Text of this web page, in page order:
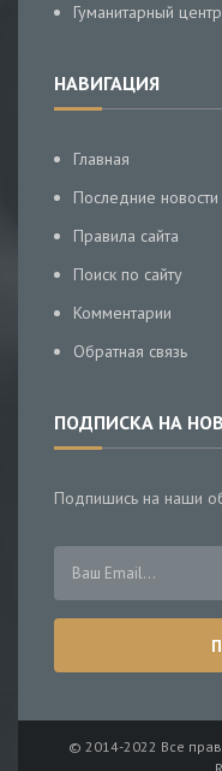
Гуманитарный центр
НАВИГАЦИЯ
Главная
Последние новости
Правила сайта
Поиск по сайту
Комментарии
Обратная связь
ПОДПИСКА НА
Подпишись на наши
© 2014-2022 Все